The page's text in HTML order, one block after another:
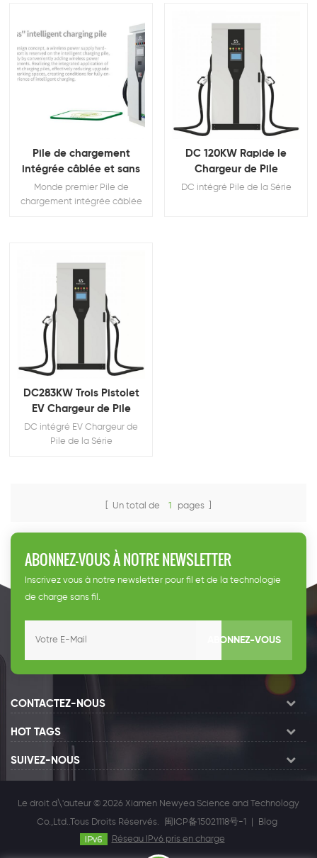
solutions offre aux entreprises
et aux propriétaires la
possibilité de générer de
nouvelles revenu tout en
offrant un service nécessaire
pour les conducteurs.3
Pile de chargement
intégrée câblée et sans
fil
Monde premier Pile de
chargement intégrée câblée
DC 120KW Rapide le
Chargeur de Pile
DC intégré Pile de la Série
DC283KW Trois Pistolet
EV Chargeur de Pile
DC intégré EV Chargeur de
Pile de la Série
[ Un total de 1 pages ]
ABONNEZ-VOUS À NOTRE NEWSLETTER
Inscrivez vous à notre newsletter pour fil et de la technologie
de charge sans fil.
ABONNEZ-VOUS
CONTACTEZ-NOUS
HOT TAGS
SUIVEZ-NOUS
Le droit d\'auteur © 2026 Xiamen Newyea Science and Technology
Co.,Ltd..Tous Droits Réservés.
闽ICP备15021118号-1
Blog
Réseau IPv6 pris en charge